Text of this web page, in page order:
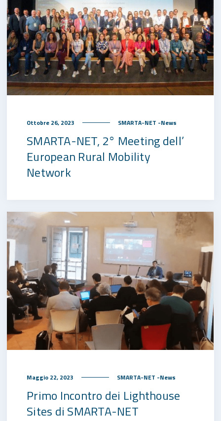
Ottobre 26, 2023 SMARTA-NET -News
SMARTA-NET, 2° Meeting dell’
European Rural Mobility
Network
Maggio 22, 2023 SMARTA-NET -News
Primo Incontro dei Lighthouse
Sites di SMARTA-NET